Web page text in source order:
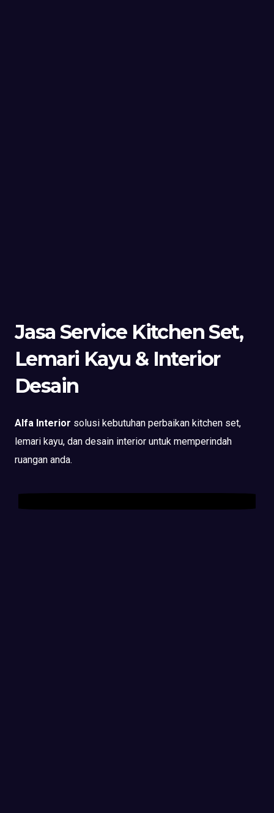
Jasa Service Kitchen Set,
Lemari Kayu & Interior
Desain
Alfa Interior solusi kebutuhan perbaikan kitchen set,
lemari kayu, dan desain interior untuk memperindah
ruangan anda.